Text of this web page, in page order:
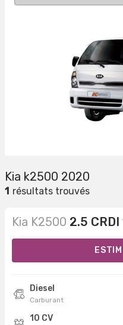
Kia k2500 2020
1 résultats trouvés
Kia K2500 2.5
Diesel
Carburant
10 CV